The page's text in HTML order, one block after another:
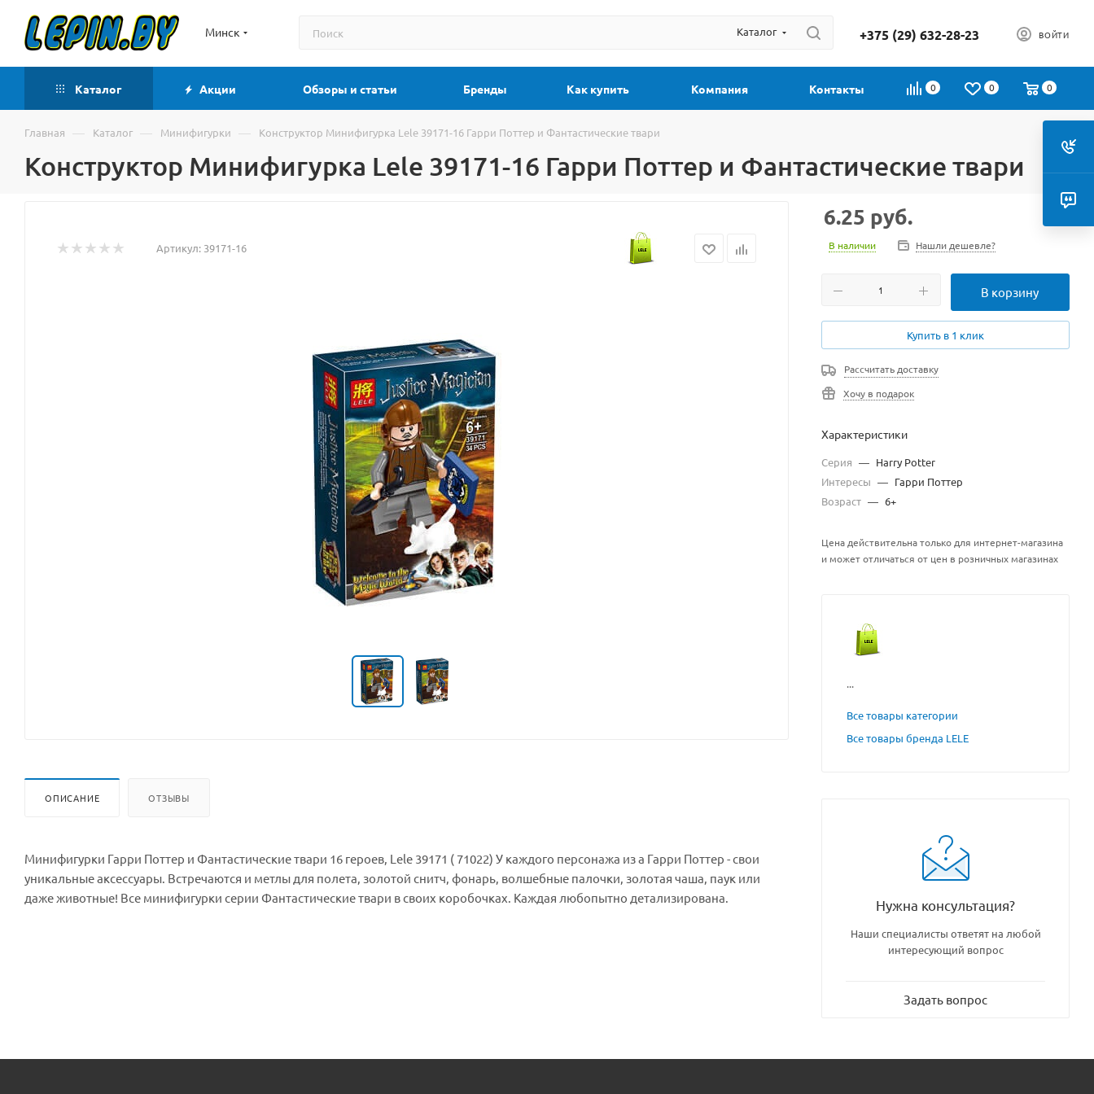
Минск Каталог +375 (29) 632-28-23 ВОЙТИ
0 0 0
Каталог Акции Обзоры и статьи Бренды Как купить Компания Контакты
Главная — Каталог — Минифигурки — Конструктор Минифигурка Lele 39171-16 Гарри Поттер и Фантастические твари
Конструктор Минифигурка Lele 39171-16 Гарри Поттер и Фантастические твари
Артикул: 39171-16
ОПИСАНИЕ ОТЗЫВЫ
Минифигурки Гарри Поттер и Фантастические твари 16 героев, Lele 39171 ( 71022) У каждого персонажа из а Гарри Поттер - свои
уникальные аксессуары. Встречаются и метлы для полета, золотой снитч, фонарь, волшебные палочки, золотая чаша, паук или
даже животные! Все минифигурки серии Фантастические твари в своих коробочках. Каждая любопытно детализирована.
6.25 руб.
В наличии Нашли дешевле?
В корзину
Купить в 1 клик
Рассчитать доставку
Хочу в подарок
Характеристики
Серия — Harry Potter
Интересы — Гарри Поттер
Возраст — 6+
Цена действительна только для интернет-магазина
и может отличаться от цен в розничных магазинах
...
Все товары категории
Все товары бренда LELE
Нужна консультация?
Наши специалисты ответят на любой
интересующий вопрос
Задать вопрос